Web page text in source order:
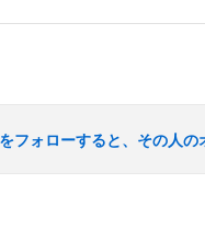
フォローすると、その人の